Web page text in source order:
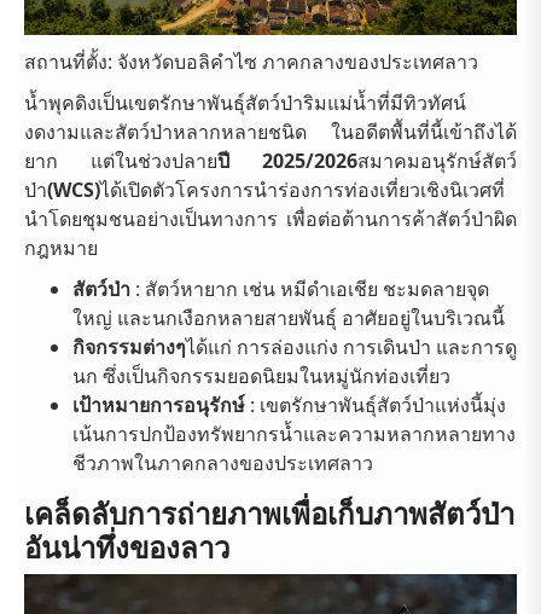
สถานที่ตั้ง: จังหวัดบอลิคำไซ ภาคกลางของประเทศลาว
น้ำพุคดิงเป็นเขตรักษาพันธุ์สัตว์ป่าริมแม่น้ำที่มีทิวทัศน์
งดงามและสัตว์ป่าหลากหลายชนิด ในอดีตพื้นที่นี้เข้าถึงได้
ยาก แต่ในช่วงปลายปี 2025/2026สมาคมอนุรักษ์สัตว์
ป่า(WCS)ได้เปิดตัวโครงการนำร่องการท่องเที่ยวเชิงนิเวศที่
นำโดยชุมชนอย่างเป็นทางการ เพื่อต่อต้านการค้าสัตว์ป่าผิด
กฎหมาย
สัตว์ป่า : สัตว์หายาก เช่น หมีดำเอเชีย ชะมดลายจุด
ใหญ่ และนกเงือกหลายสายพันธุ์ อาศัยอยู่ในบริเวณนี้
กิจกรรมต่างๆได้แก่ การล่องแก่ง การเดินป่า และการดู
นก ซึ่งเป็นกิจกรรมยอดนิยมในหมู่นักท่องเที่ยว
เป้าหมายการอนุรักษ์ : เขตรักษาพันธุ์สัตว์ป่าแห่งนี้มุ่ง
เน้นการปกป้องทรัพยากรน้ำและความหลากหลายทาง
ชีวภาพในภาคกลางของประเทศลาว
เคล็ดลับการถ่ายภาพเพื่อเก็บภาพสัตว์ป่า
อันน่าทึ่งของลาว